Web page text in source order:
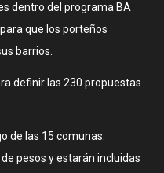
dentro del programa BA
que los porteños
barrios.
definir las 230 propuestas
de las 15 comunas.
pesos y estarán incluidas